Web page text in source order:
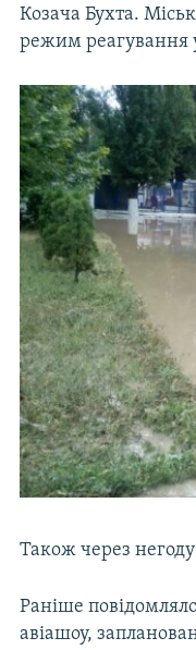
Козача Бухта.
режим реагування
Також через
Раніше
авіашоу,